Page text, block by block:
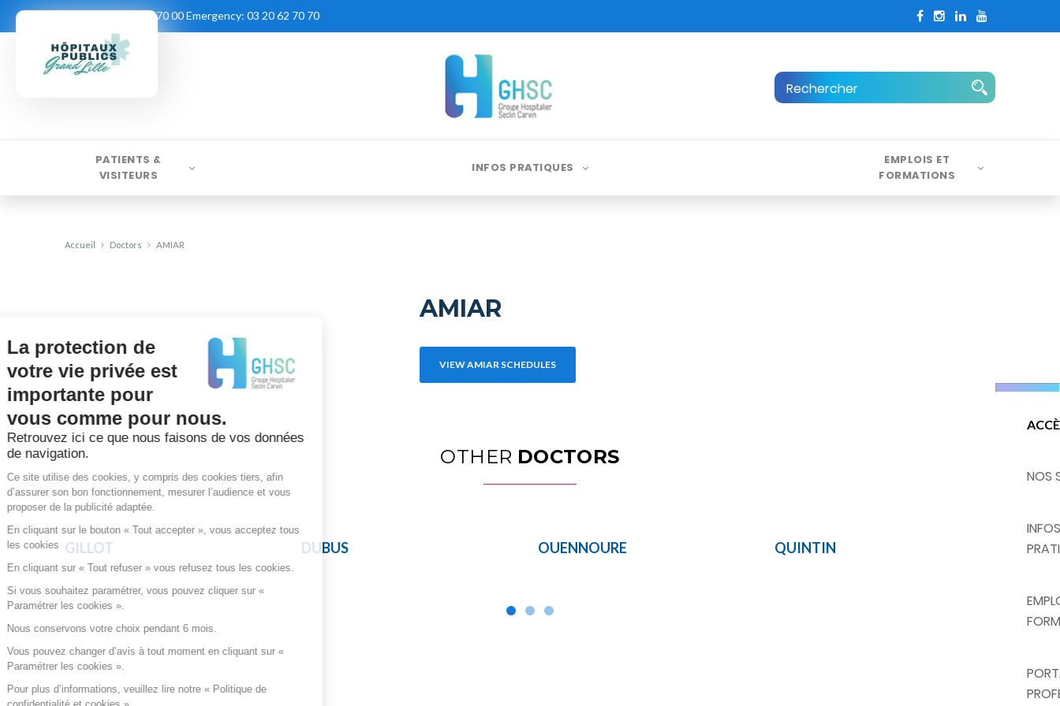
03 20 62 70 00Emergency: 03 20 62 70 70
PATIENTS &
VISITEURS
INFOS PRATIQUES
EMPLOIS ET
FORMATIONS
Accueil Doctors AMIAR
AMIAR
VIEW AMIAR SCHEDULES
OTHER DOCTORS
GILLOT DUBUS OUENNOURE QUINTIN
NOS
INFOS
La protection de
votre vie privée est
importante pour
vous comme pour nous.
Retrouvez ici ce que nous faisons de vos données
de navigation.
Ce site utilise des cookies, y compris des cookies tiers, afin
d’assurer son bon fonctionnement, mesurer l’audience et vous
proposer de la publicité adaptée.
En cliquant sur le bouton « Tout accepter », vous acceptez tous
les cookies
En cliquant sur « Tout refuser » vous refusez tous les cookies.
Si vous souhaitez paramétrer, vous pouvez cliquer sur «
Paramétrer les cookies ».
Nous conservons votre choix pendant 6 mois.
Vous pouvez changer d’avis à tout moment en cliquant sur «
Paramétrer les cookies ».
Pour plus d’informations, veuillez lire notre « Politique de
confidentialité et cookies ».